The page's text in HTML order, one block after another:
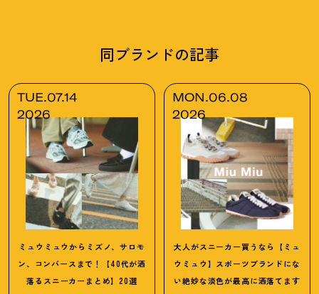
同ブランドの記事
TUE.07.14
2026
ミュウミュウからミズノ、サロモ
ン、コンバースまで ！
【40代が洒
落るスニーカーまとめ】20選
MON.06.08
2026
大人がスニーカー買うなら【ミュ
ウミュウ】スポーツブランドにな
い絶妙な淡色が最高に洒落てます